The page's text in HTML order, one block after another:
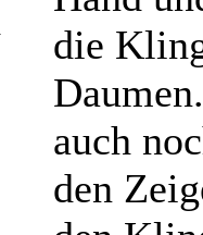
die
auch
den